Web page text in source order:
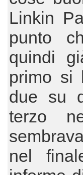
Linkin
punto
quindi
primo si
due su
terzo
nel